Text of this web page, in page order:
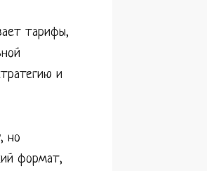
тарифы,
и
но
формат,